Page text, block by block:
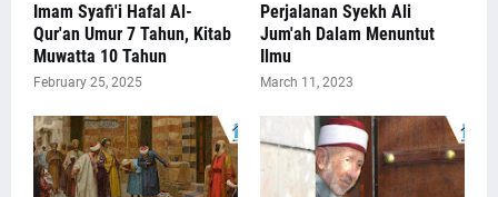
Imam Syafi'i Hafal Al-
Qur'an Umur 7 Tahun, Kitab
Muwatta 10 Tahun
February 25, 2025
Perjalanan Syekh Ali
Jum'ah Dalam Menuntut
Ilmu
March 11, 2023